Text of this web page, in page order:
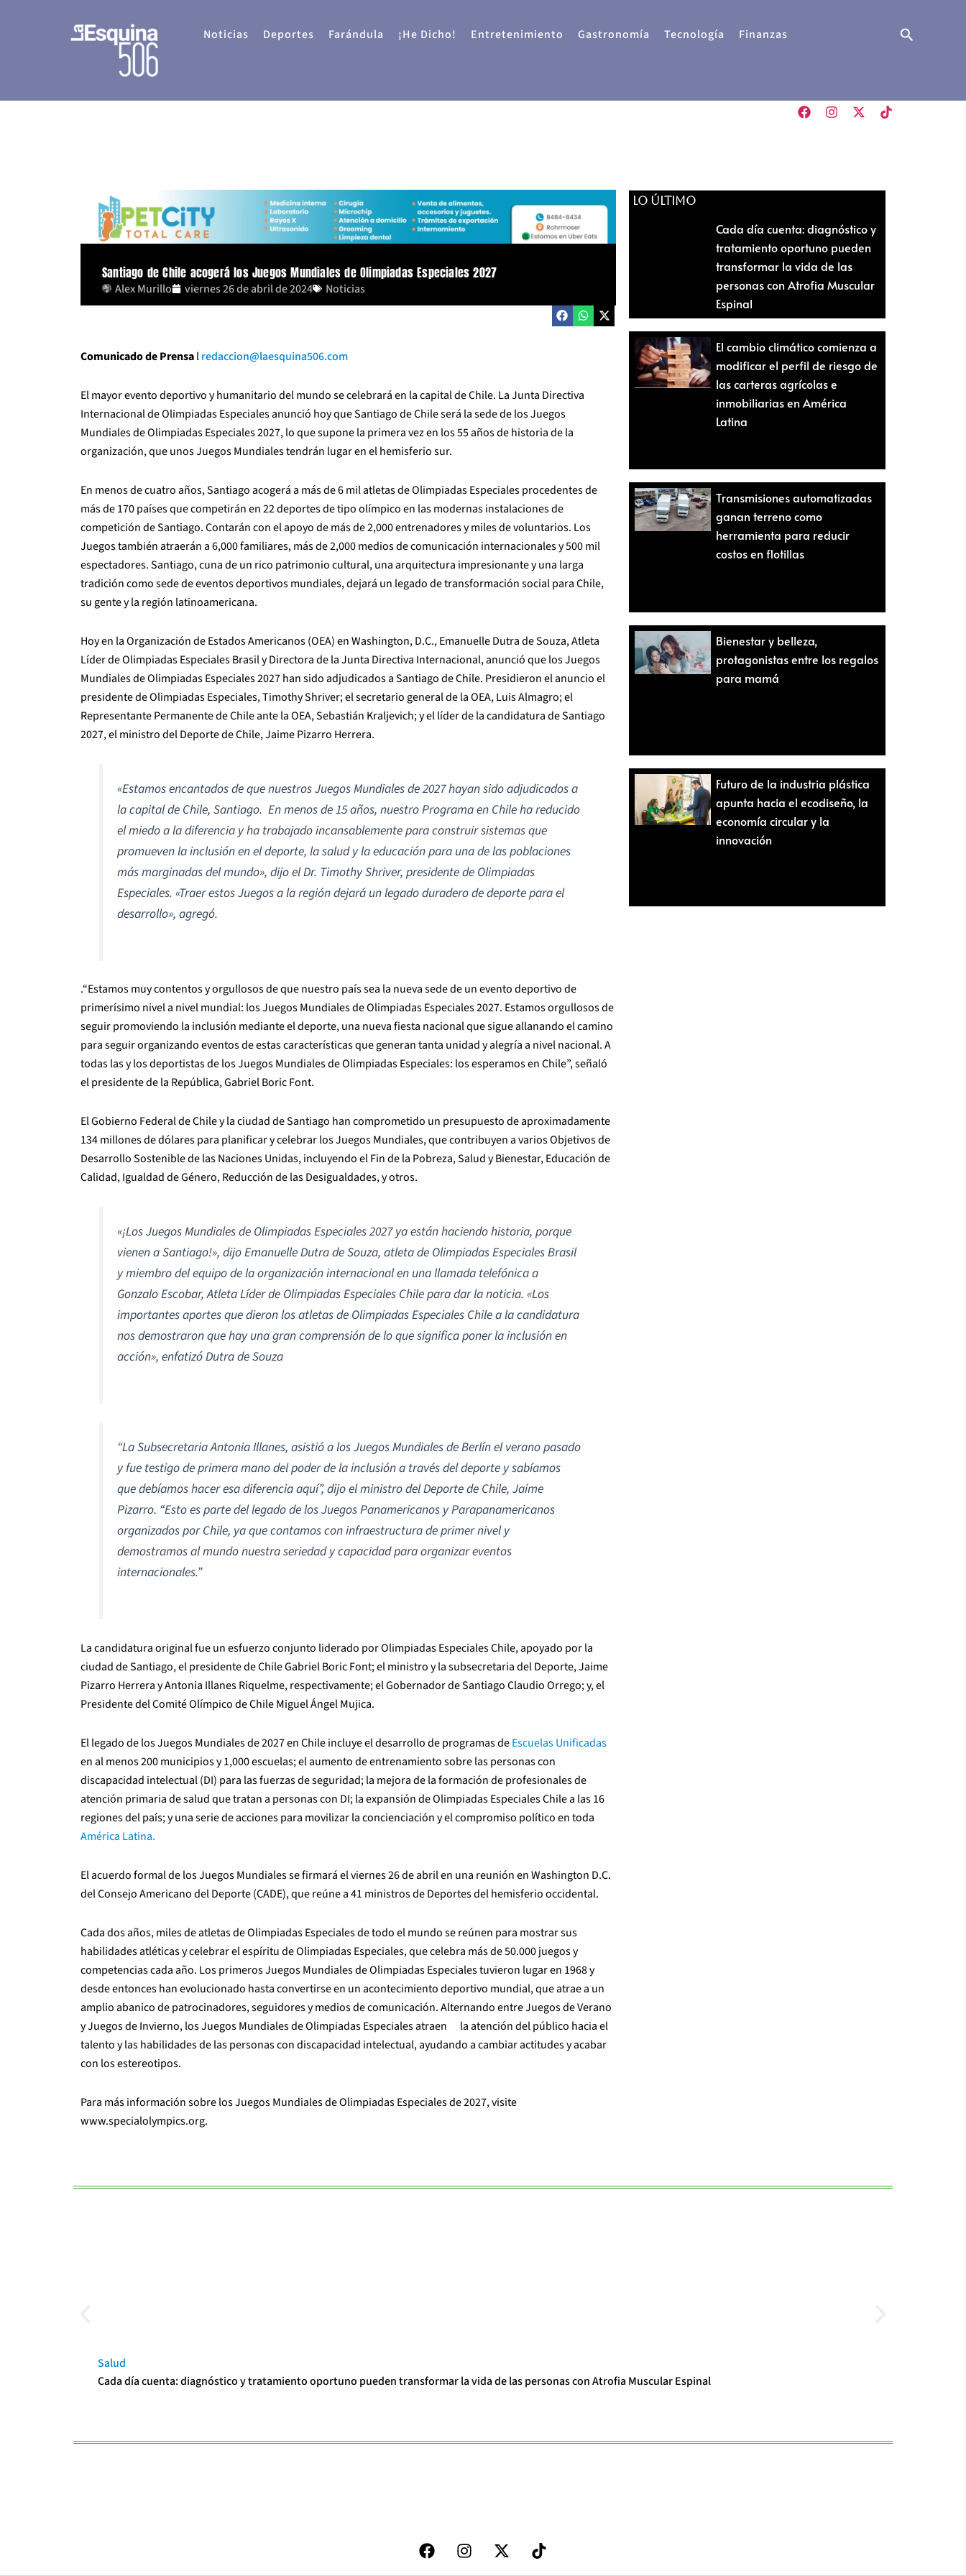
Noticias Deportes Farándula ¡He Dicho! Entretenimiento Gastronomía Tecnología Finanzas Buscar
Santiago de Chile acogerá los Juegos Mundiales de Olimpiadas Especiales 2027
Alex Murillo viernes 26 de abril de 2024 Noticias
Comunicado de Prensalredaccion@laesquina506.com
El mayor evento deportivo y humanitario del mundo se celebrará en la capital de Chile. La Junta Directiva
Internacional de Olimpiadas Especiales anunció hoy que Santiago de Chile será la sede de los Juegos
Mundiales de Olimpiadas Especiales 2027, lo que supone la primera vez en los 55 años de historia de la
organización, que unos Juegos Mundiales tendrán lugar en el hemisferio sur.
En menos de cuatro años, Santiago acogerá a más de 6mil atletas de Olimpiadas Especiales procedentes de
más de 170 países que competirán en 22 deportes de tipo olímpico en las modernas instalaciones de
competición de Santiago. Contarán con el apoyo de más de 2,000 entrenadores y miles de voluntarios. Los
Juegos también atraerán a 6,000 familiares, más de 2,000 medios de comunicación internacionales y 500 mil
espectadores. Santiago, cuna de un rico patrimonio cultural, una arquitectura impresionante y una larga
tradición como sede de eventos deportivos mundiales, dejará un legado de transformación social para Chile,
su gente y la región latinoamericana.
Hoyen la Organización de Estados Americanos (OEA) en Washington, D.C., Emanuelle Dutra de Souza, Atleta
Líder de Olimpiadas Especiales Brasil y Directora de la Junta Directiva Internacional, anunció que los Juegos
Mundiales de Olimpiadas Especiales 2027 han sido adjudicados a Santiago de Chile. Presidieron el anuncio el
presidente de Olimpiadas Especiales, Timothy Shriver; el secretario general de la OEA, Luis Almagro;el
Representante Permanente de Chile ante la OEA, Sebastián Kraljevich; y el líder de la candidatura de Santiago
2027, el ministro del Deporte de Chile, Jaime Pizarro Herrera.
«Estamos encantados de que nuestros Juegos Mundiales de 2027 hayan sido adjudicados a
la capital de Chile, Santiago. En menos de 15 años, nuestro Programa en Chile ha reducido
el miedo a la diferencia y ha trabajado incansablemente para construir sistemas que
promueven la inclusión en el deporte, la salud y la educación para una de las poblaciones
más marginadas del mundo», dijo el Dr. Timothy Shriver, presidente de Olimpiadas
Especiales. «Traer estos Juegos a la región dejará un legado duradero de deporte para el
desarrollo», agregó.
.“Estamos muy contentos y orgullosos de que nuestro país sea la nueva sede de un evento deportivo de
primerísimo nivel a nivel mundial: los Juegos Mundiales de Olimpiadas Especiales 2027. Estamos orgullosos de
seguir promoviendo la inclusión mediante el deporte, una nueva fiesta nacional que sigue allanando el camino
para seguir organizando eventos de estas características que generan tanta unidad y alegría a nivel nacional. A
todas las y los deportistas de los Juegos Mundiales de Olimpiadas Especiales: los esperamos en Chile”, señaló
el presidente de la República, Gabriel Boric Font.
El Gobierno Federal de Chile y la ciudad de Santiago han comprometido un presupuesto de aproximadamente
134 millones de dólares para planificar y celebrar los Juegos Mundiales, que contribuyen a varios Objetivos de
Desarrollo Sostenible de las Naciones Unidas, incluyendo el Fin de la Pobreza, Salud y Bienestar, Educación de
Calidad, Igualdad de Género, Reducción de las Desigualdades, y otros.
«¡Los Juegos Mundiales de Olimpiadas Especiales 2027 ya están haciendo historia, porque
vienen a Santiago!», dijo Emanuelle Dutra de Souza, atleta de Olimpiadas Especiales Brasil
y miembro del equipo de la organización internacional en una llamada telefónica a
Gonzalo Escobar, Atleta Líder de Olimpiadas Especiales Chile para dar la noticia. «Los
importantes aportes que dieron los atletas de Olimpiadas Especiales Chile a la candidatura
nos demostraron que hay una gran comprensión de lo que significa poner la inclusión en
acción», enfatizó Dutra de Souza
“La Subsecretaria Antonia Illanes, asistió a los Juegos Mundiales de Berlín el verano pasado
y fue testigo de primera mano del poder de la inclusión a través del deporte y sabíamos
que debíamos hacer esa diferencia aquí”, dijo el ministro del Deporte de Chile, Jaime
Pizarro. “Esto es parte del legado de los Juegos Panamericanos y Parapanamericanos
organizados por Chile, ya que contamos con infraestructura de primer nivel y
demostramos al mundo nuestra seriedad y capacidad para organizar eventos
internacionales.”
La candidatura original fue un esfuerzo conjunto liderado por Olimpiadas Especiales Chile, apoyado por la
ciudad de Santiago, el presidente de Chile Gabriel Boric Font; el ministro y la subsecretaria del Deporte, Jaime
Pizarro Herrera y Antonia Illanes Riquelme, respectivamente; el Gobernador de Santiago Claudio Orrego; y, el
Presidente del Comité Olímpico de Chile Miguel Ángel Mujica.
El legado de los Juegos Mundiales de 2027 en Chile incluye el desarrollo de programas deEscuelas Unificadas
en al menos 200 municipios y 1,000 escuelas; el aumento de entrenamiento sobre las personas con
discapacidad intelectual (DI) para las fuerzas de seguridad; la mejora de la formación de profesionales de
atención primaria de salud que tratan a personas con DI; la expansión de Olimpiadas Especiales Chile a las 16
regiones del país; y una serie de acciones para movilizar la concienciación y el compromiso político en toda
América Latina.
El acuerdo formal de los Juegos Mundiales se firmará el viernes 26 de abril en una reunión en Washington D.C.
del Consejo Americano del Deporte (CADE), que reúne a 41 ministros de Deportes del hemisferio occidental.
Cada dos años, miles de atletas de Olimpiadas Especiales de todo el mundo se reúnen para mostrar sus
habilidades atléticas y celebrar el espíritu de Olimpiadas Especiales, que celebra más de 50.000 juegos y
competencias cada año. Los primeros Juegos Mundiales de Olimpiadas Especiales tuvieron lugar en 1968 y
desde entonces han evolucionado hasta convertirse en un acontecimiento deportivo mundial, que atrae a un
amplio abanico de patrocinadores, seguidores y medios de comunicación. Alternando entre Juegos de Verano
y Juegos de Invierno, los Juegos Mundiales de Olimpiadas Especiales atraen
la atención del público hacia el
talento y las habilidades de las personas con discapacidad intelectual, ayudando a cambiar actitudes y acabar
con los estereotipos.
Para más información sobre los Juegos Mundiales de Olimpiadas Especiales de 2027, visite
www.specialolympics.org.
LO ÚLTIMO
Cada día cuenta: diagnóstico y
tratamiento oportuno pueden
transformar la vida de las
personas con Atrofia Muscular
Espinal
El cambio climático comienza a
modificar el perfil de riesgo de
las carteras agrícolas e
inmobiliarias en América
Latina
Transmisiones automatizadas
ganan terreno como
herramienta para reducir
costos en flotillas
Bienestar y belleza,
protagonistas entre los regalos
para mamá
Futuro de la industria plástica
apunta hacia el ecodiseño, la
economía circular y la
innovación
Salud
Cada día cuenta: diagnóstico y tratamiento oportuno pueden transformar la vida de las personas con Atrofia Muscular Espinal